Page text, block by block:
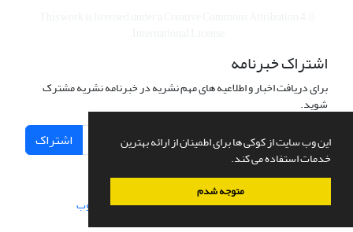
این وب سایت از کوکی ها برای اطمینان از ارائه بهترین
خدمات استفاده می کند.
متوجه شدم
اشتراک خبرنامه
برای دریافت اخبار و اطلاعیه های مهم نشریه در خبرنامه نشریه مشترک
شوید.
اشتراک
سامانه مدیریت نشریات علمی.طراحی و پیاده سازی از سیناوب